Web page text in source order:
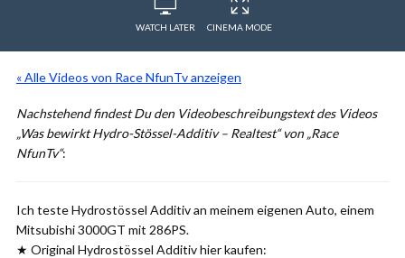
WATCH LATER CINEMA MODE
« Alle Videos von Race NfunTv anzeigen
Nachstehend findest Du den Videobeschreibungstext des Videos
„Was bewirkt Hydro-Stössel-Additiv – Realtest“ von „Race
NfunTv“:
Ich teste Hydrostössel Additiv an meinem eigenen Auto, einem
Mitsubishi 3000GT mit 286PS.
★ Original Hydrostössel Additiv hier kaufen: